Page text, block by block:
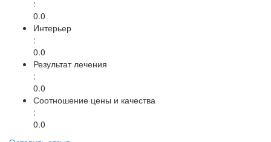
:
0.0
Интерьер
:
0.0
Результат лечения
:
0.0
Соотношение цены и качества
:
0.0